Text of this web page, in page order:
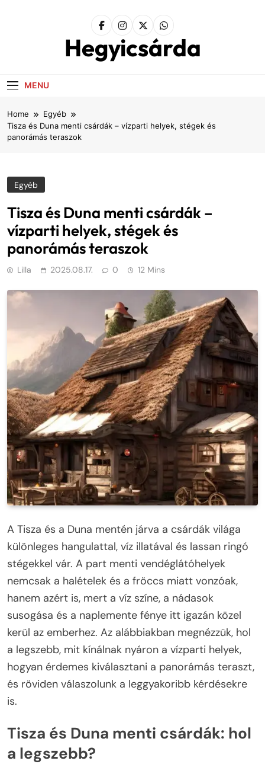
Hegyicsárda
MENU
Home
Egyéb
Tisza és Duna menti csárdák – vízparti helyek, stégek és
panorámás teraszok
Egyéb
Tisza és Duna menti csárdák –
vízparti helyek, stégek és
panorámás teraszok
Lilla 2025.08.17. 0 12 Mins
A Tisza és a Duna mentén járva a csárdák világa
különleges hangulattal, víz illatával és lassan ringó
stégekkel vár. A part menti vendéglátóhelyek
nemcsak a halételek és a fröccs miatt vonzóak,
hanem azért is, mert a víz színe, a nádasok
susogása és a naplemente fénye itt igazán közel
kerül az emberhez. Az alábbiakban megnézzük, hol
a legszebb, mit kínálnak nyáron a vízparti helyek,
hogyan érdemes kiválasztani a panorámás teraszt,
és röviden válaszolunk a leggyakoribb kérdésekre
is.
Tisza és Duna menti csárdák: hol
a legszebb?